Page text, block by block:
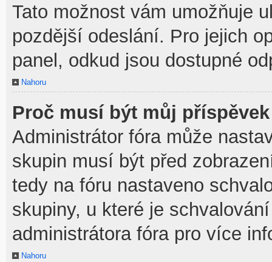
Tato možnost vám umožňuje
pozdější odeslání. Pro jejich
panel, odkud jsou dostupné
Nahoru
Proč musí být můj
Administrátor fóra může
skupin musí být před
tedy na fóru nastaveno
skupiny, u které je
administrátora fóra pro více
Nahoru